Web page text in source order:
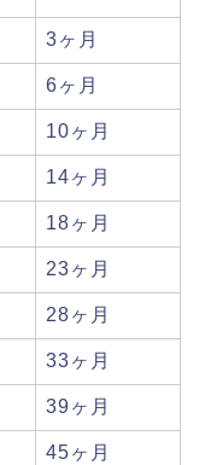
3ヶ月
6ヶ月
10ヶ月
14ヶ月
18ヶ月
23ヶ月
28ヶ月
33ヶ月
39ヶ月
45ヶ月